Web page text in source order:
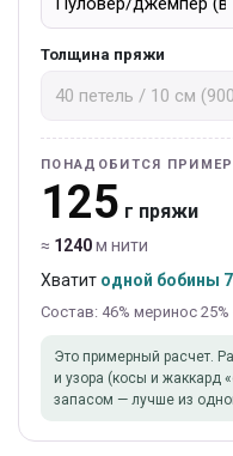
Толщина пряжи
ПОНАДОБИТСЯ
125 г пряжи
≈ 1240м нити
Хватит одной бобины
Состав: 46% меринос
Это примерный расчет.
и узора (косы и жаккард
запасом — лучше из